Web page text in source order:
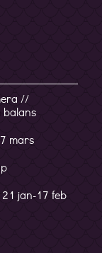
//
balans
mars
jan-17 feb